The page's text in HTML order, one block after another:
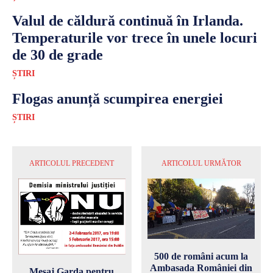
Valul de căldură continuă în Irlanda.
Temperaturile vor trece în unele locuri
de 30 de grade
ȘTIRI
Flogas anunță scumpirea energiei
ȘTIRI
ARTICOLUL PRECEDENT ARTICOLUL URMĂTOR
500 de români acum la
Ambasada României din